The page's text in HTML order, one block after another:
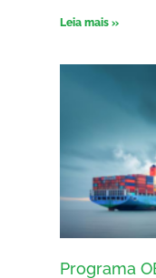
Leia mais »
Programa